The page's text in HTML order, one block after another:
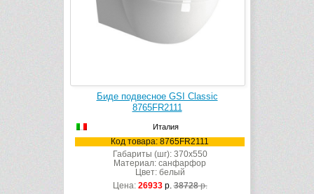
Биде подвесное GSI Classic
8765FR2111
Италия
Код товара: 8765FR2111
Габариты (шг): 370x550
Материал: санфарфор
Цвет: белый
Цена: 26933р.38728р.